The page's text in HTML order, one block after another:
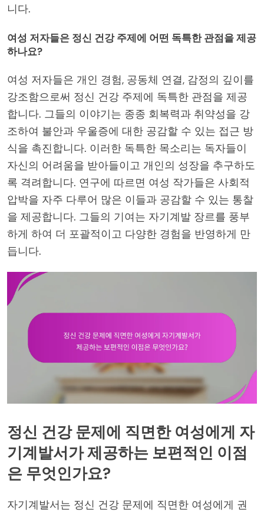
니다.
여성 저자들은 정신 건강 주제에 어떤 독특한 관점을 제공
하나요?
여성 저자들은 개인 경험, 공동체 연결, 감정의 깊이를
강조함으로써 정신 건강 주제에 독특한 관점을 제공
합니다. 그들의 이야기는 종종 회복력과 취약성을 강
조하여 불안과 우울증에 대한 공감할 수 있는 접근 방
식을 촉진합니다. 이러한 독특한 목소리는 독자들이
자신의 어려움을 받아들이고 개인의 성장을 추구하도
록 격려합니다. 연구에 따르면 여성 작가들은 사회적
압박을 자주 다루어 많은 이들과 공감할 수 있는 통찰
을 제공합니다. 그들의 기여는 자기계발 장르를 풍부
하게 하여 더 포괄적이고 다양한 경험을 반영하게 만
듭니다.
정신 건강 문제에 직면한 여성에게 자
기계발서가 제공하는 보편적인 이점
은 무엇인가요?
자기계발서는 정신 건강 문제에 직면한 여성에게 권